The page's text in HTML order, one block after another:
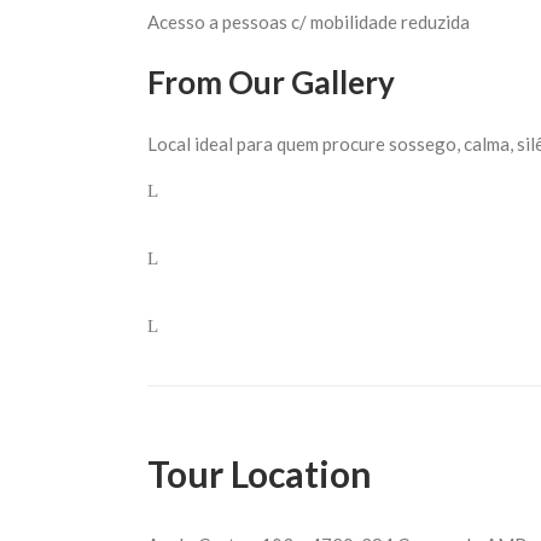
Acesso a pessoas c/ mobilidade reduzida
From Our Gallery
Local ideal para quem procure sossego, calma,
Tour Location